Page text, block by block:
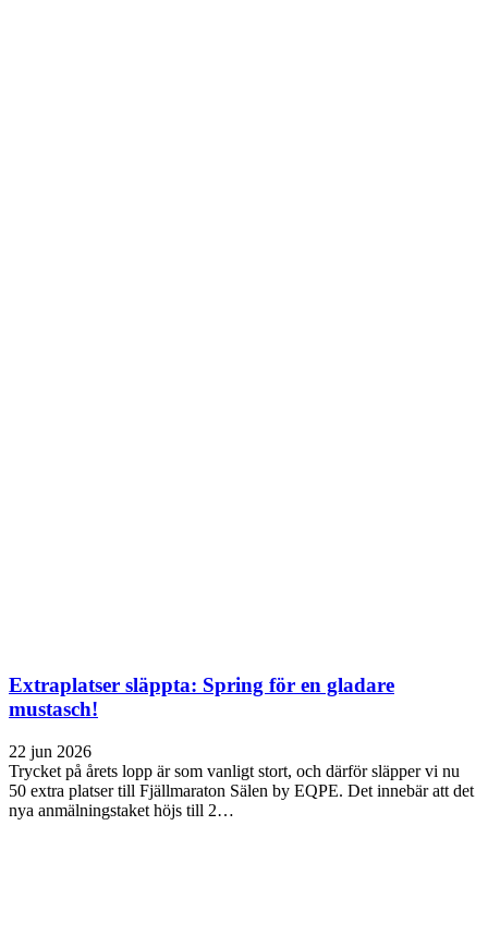
Extraplatser släppta: Spring för en gladare
mustasch!
22 jun 2026
Trycket på årets lopp är som vanligt stort, och därför släpper vi nu
50 extra platser till Fjällmaraton Sälen by EQPE. Det innebär att det
nya anmälningstaket höjs till 2…